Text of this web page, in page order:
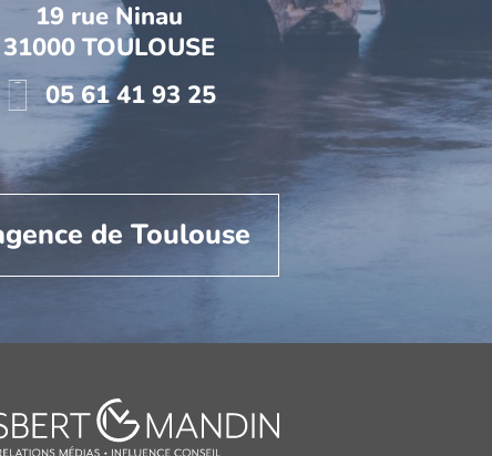
19 rue Ninau
31000 TOULOUSE
05 61 41 93 25
de Toulouse